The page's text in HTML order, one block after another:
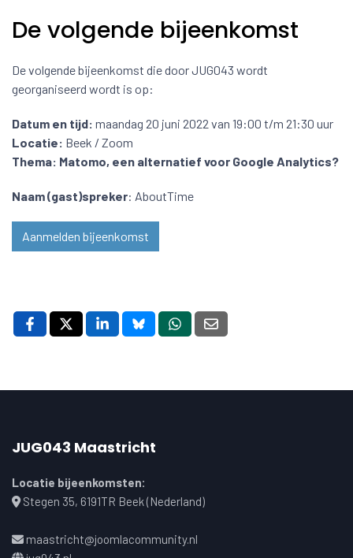
De volgende bijeenkomst
De volgende bijeenkomst die door JUG043 wordt
georganiseerd wordt is op:
Datum en tijd: maandag 20 juni 2022 van 19:00 t/m 21:30 uur
Locatie: Beek / Zoom
Thema: Matomo, een alternatief voor Google Analytics?
Naam (gast)spreker: AboutTime
Aanmelden bijeenkomst
JUG043 Maastricht
Locatie bijeenkomsten:
Stegen 35, 6191TR Beek (Nederland)
maastricht@joomlacommunity.nl